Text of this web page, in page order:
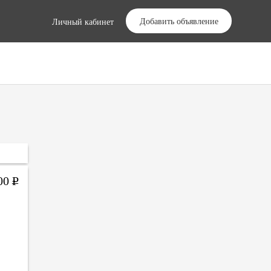
Личный кабинет Добавить объявление
Р